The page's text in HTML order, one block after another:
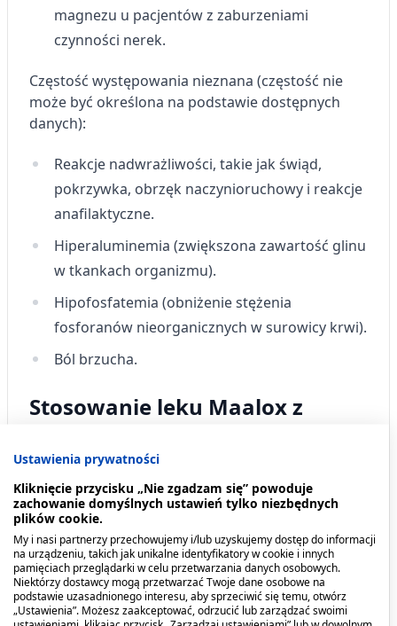
magnezu u pacjentów z zaburzeniami
czynności nerek.
Częstość występowania nieznana (częstość nie
może być określona na podstawie dostępnych
danych):
Reakcje nadwrażliwości, takie jak świąd,
pokrzywka, obrzęk naczynioruchowy i reakcje
anafilaktyczne.
Hiperaluminemia (zwiększona zawartość glinu
w tkankach organizmu).
Hipofosfatemia (obniżenie stężenia
fosforanów nieorganicznych w surowicy krwi).
Ból brzucha.
Stosowanie leku Maalox z
Lek Maalox a alkohol
Brak informacji o jednoczesnym stosowaniu leku
Maalox z alkoholem.
Ustawienia prywatności
Kliknięcie przycisku „Nie zgadzam się” powoduje
zachowanie domyślnych ustawień tylko niezbędnych
plików cookie.
My i nasi partnerzy przechowujemy i/lub uzyskujemy dostęp do informacji
na urządzeniu, takich jak unikalne identyfikatory w cookie i innych
pamięciach przeglądarki w celu przetwarzania danych osobowych.
Niektórzy dostawcy mogą przetwarzać Twoje dane osobowe na
podstawie uzasadnionego interesu, aby sprzeciwić się temu, otwórz
„Ustawienia”. Możesz zaakceptować, odrzucić lub zarządzać swoimi